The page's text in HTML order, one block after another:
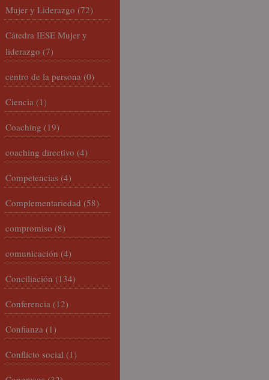
Mujer y Liderazgo (72)
Cátedra IESE Mujer y
liderazgo (7)
centro de la persona (0)
Ciencia (1)
Coaching (19)
coaching directivo (4)
Competencias (4)
Complementariedad (58)
compromiso (8)
comunicación (4)
Conciliación (134)
Conferencia (12)
Confianza (1)
Conflicto social (1)